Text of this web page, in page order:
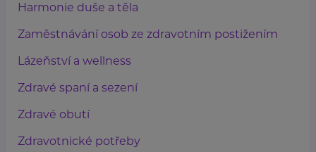
Harmonie duše a těla
Zaměstnávání osob ze zdravotním postižením
Lázeňství a wellness
Zdravé spaní a sezení
Zdravé obutí
Zdravotnické potřeby